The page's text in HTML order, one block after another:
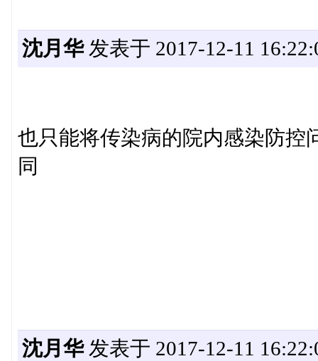
沈月华发表于 2017-12-11
也只能将传染病的院内感染防控
同
沈月华发表于 2017-12-11